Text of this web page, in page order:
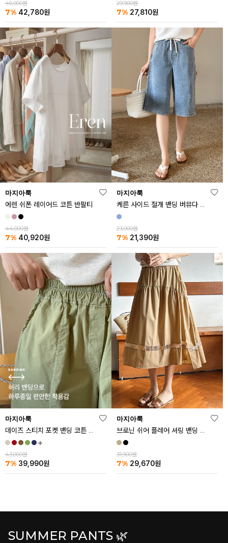
46,000원
7% 42,780원
29,900원
7% 27,810원
마지아룩
에렌 쉬폰 레이어드 코튼 반팔티
44,000원
7% 40,920원
마지아룩
케른 사이드 절개 밴딩 버뮤다 데님 반바지
23,000원
7% 21,390원
마지아룩
데이즈 스티치 포켓 밴딩 코튼 반바지
43,000원
7% 39,990원
마지아룩
브로닌 쉬어 플레어 셔링 밴딩 스커트
31,900원
7% 29,670원
SUMMER PANTS 🌿